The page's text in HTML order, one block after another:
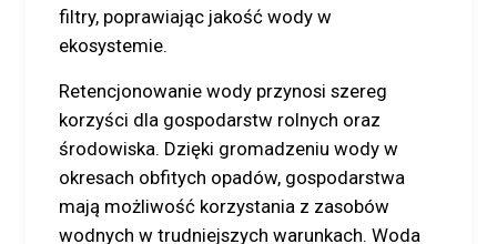
filtry, poprawiając jakość wody w
ekosystemie.
Retencjonowanie wody przynosi szereg
korzyści dla gospodarstw rolnych oraz
środowiska. Dzięki gromadzeniu wody w
okresach obfitych opadów, gospodarstwa
mają możliwość korzystania z zasobów
wodnych w trudniejszych warunkach. Woda